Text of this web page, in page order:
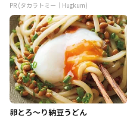
PR (タカラトミー｜Hugkum)
卵とろ～り納豆うどん